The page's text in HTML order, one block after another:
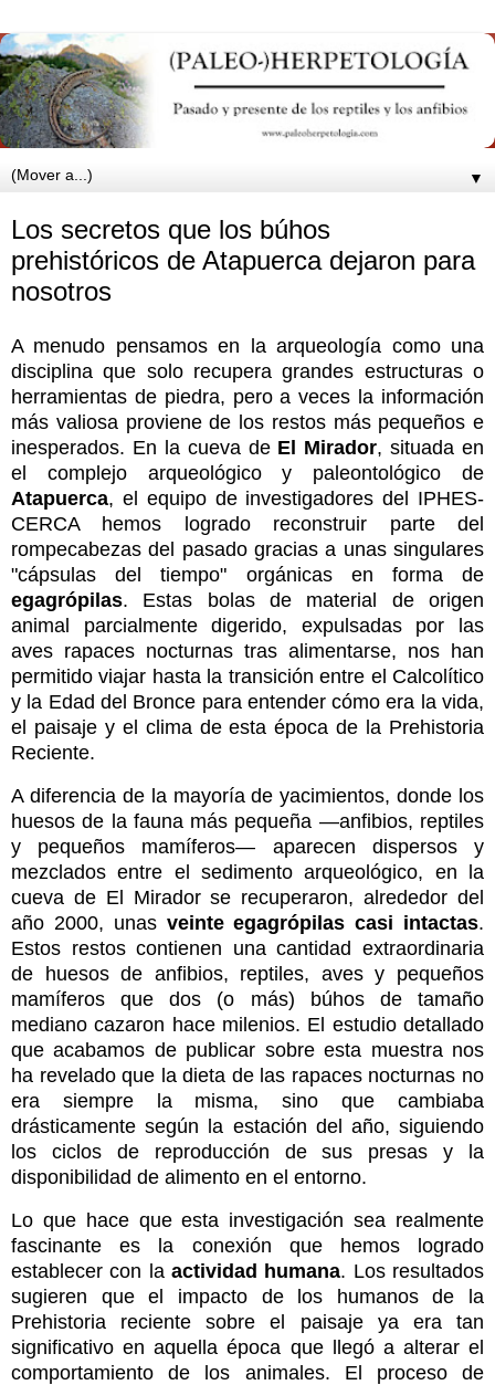
▼
Los secretos que los búhos
prehistóricos de Atapuerca dejaron para
nosotros
A menudo pensamos en la arqueología como una
disciplina que solo recupera grandes estructuras o
herramientas de piedra, pero a veces la información
más valiosa proviene de los restos más pequeños e
inesperados. En la cueva de El Mirador, situada en
el complejo arqueológico y paleontológico de
Atapuerca, el equipo de investigadores del IPHES-
CERCA hemos logrado reconstruir parte del
rompecabezas del pasado gracias a unas singulares
"cápsulas del tiempo" orgánicas en forma de
egagrópilas. Estas bolas de material de origen
animal parcialmente digerido, expulsadas por las
aves rapaces nocturnas tras alimentarse, nos han
permitido viajar hasta la transición entre el Calcolítico
y la Edad del Bronce para entender cómo era la vida,
el paisaje y el clima de esta época de la Prehistoria
Reciente.
A diferencia de la mayoría de yacimientos, donde los
huesos de la fauna más pequeña —anfibios, reptiles
y pequeños mamíferos— aparecen dispersos y
mezclados entre el sedimento arqueológico, en la
cueva de El Mirador se recuperaron, alrededor del
año 2000, unas veinte egagrópilas casi intactas.
Estos restos contienen una cantidad extraordinaria
de huesos de anfibios, reptiles, aves y pequeños
mamíferos que dos (o más) búhos de tamaño
mediano cazaron hace milenios. El estudio detallado
que acabamos de publicar sobre esta muestra nos
ha revelado que la dieta de las rapaces nocturnas no
era siempre la misma, sino que cambiaba
drásticamente según la estación del año, siguiendo
los ciclos de reproducción de sus presas y la
disponibilidad de alimento en el entorno.
Lo que hace que esta investigación sea realmente
fascinante es la conexión que hemos logrado
establecer con la actividad humana. Los resultados
sugieren que el impacto de los humanos de la
Prehistoria reciente sobre el paisaje ya era tan
significativo en aquella época que llegó a alterar el
comportamiento de los animales. El proceso de